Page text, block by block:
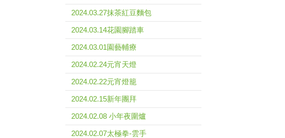
2024.03.27抹茶紅豆麵包
2024.03.14花園腳踏車
2024.03.01園藝輔療
2024.02.24元宵天燈
2024.02.22元宵燈籠
2024.02.15新年團拜
2024.02.08 小年夜圍爐
2024.02.07太極拳-雲手